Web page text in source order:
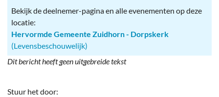
Bekijk de deelnemer-pagina en alle evenementen op deze
locatie:
Hervormde Gemeente Zuidhorn - Dorpskerk
(Levensbeschouwelijk)
Dit bericht heeft geen uitgebreide tekst
Stuur het door: